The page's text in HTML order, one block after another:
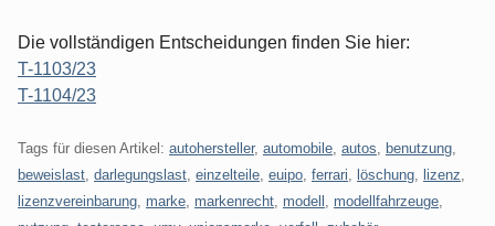
Die vollständigen Entscheidungen finden Sie hier:
T-1103/23
T-1104/23
Tags für diesen Artikel: autohersteller, automobile autos benutzung
beweislast darlegungslast einzelteile euipo ferrari löschung lizenz
lizenzvereinbarung marke markenrecht modell modellfahrzeuge